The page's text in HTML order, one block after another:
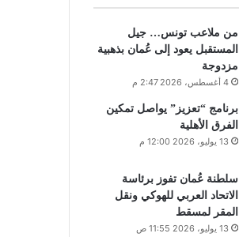
من ملاعب تونس… جيل
المستقبل يعود إلى عُمان بذهبية
مزدوجة
4 أغسطس، 2026 2:47 م
برنامج “تعزيز” يواصل تمكين
الفرق الأهلية
13 يوليو، 2026 12:00 م
سلطنة عُمان تفوز برئاسة
الاتحاد العربي للهوكي ونقل
المقر لمسقط
13 يوليو، 2026 11:55 ص